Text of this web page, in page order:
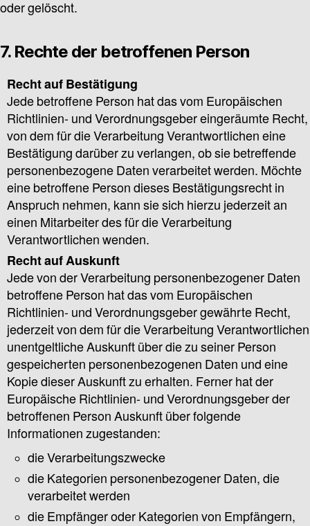
oder gelöscht.
7. Rechte der betroffenen Person
Recht auf Bestätigung
Jede betroffene Person hat das vom Europäischen
Richtlinien- und Verordnungsgeber eingeräumte Recht,
von dem für die Verarbeitung Verantwortlichen eine
Bestätigung darüber zu verlangen, ob sie betreffende
personenbezogene Daten verarbeitet werden. Möchte
eine betroffene Person dieses Bestätigungsrecht in
Anspruch nehmen, kann sie sich hierzu jederzeit an
einen Mitarbeiter des für die Verarbeitung
Verantwortlichen wenden.
Recht auf Auskunft
Jede von der Verarbeitung personenbezogener Daten
betroffene Person hat das vom Europäischen
Richtlinien- und Verordnungsgeber gewährte Recht,
jederzeit von dem für die Verarbeitung Verantwortlichen
unentgeltliche Auskunft über die zu seiner Person
gespeicherten personenbezogenen Daten und eine
Kopie dieser Auskunft zu erhalten. Ferner hat der
Europäische Richtlinien- und Verordnungsgeber der
betroffenen Person Auskunft über folgende
Informationen zugestanden:
die Verarbeitungszwecke
die Kategorien personenbezogener Daten, die
verarbeitet werden
die Empfänger oder Kategorien von Empfängern,